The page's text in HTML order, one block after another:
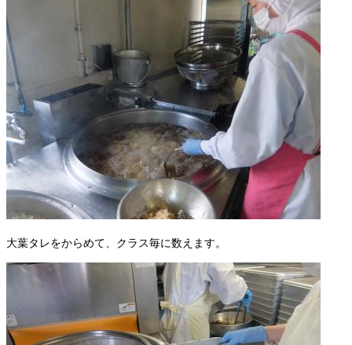
大葉タレをからめて、クラス毎に数えます。